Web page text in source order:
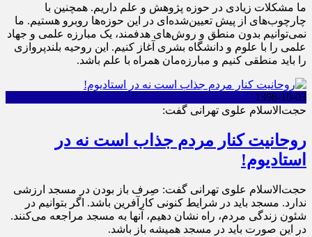
ما مشکلات زیادی در حوزه پژوهش و علم داریم. همچنین با
چارچوب‌های از پیش تعیین‌شده‌ای در این حوزه‌ها روبرو هستیم. ما
نمی‌توانیم بدون منطق و روش‌های هدفمند، یک مبارزه علمی و جهاد
علمی را‌‌‌‌‌‌‌‌‌‌‌‌‌‌‌‌‌‌‌‌‌‌‌‌‌‌‌‌‌‌ با علوم و دانشگاه بشری آغاز کنیم. این روحیه بلندپروازی
را‌‌‌‌‌‌‌‌‌‌‌‌‌‌‌‌‌‌‌‌‌‌‌‌‌‌‌‌‌‌ باید منطقی کنیم و مبارزه‌مان همراه با علم باشد.
1398-10-03
حجت‌الاسلام علوی تهرانی گفت:
روحانیت کنار مردم جذاب است نه در
استادیوم!
حجت‌الاسلام علوی تهرانی گفت: صِرف باز بودن در مسجد ارزشی
ندارد. مسجد باید در شرایط کنونی کارآفرین باشد. اگر بتوانیم در
شئون زندگی مردم، راه نشان دهیم، آنها به مسجد مراجعه می‌کنند.
در این صورت باید در مسجد همیشه باز باشد.